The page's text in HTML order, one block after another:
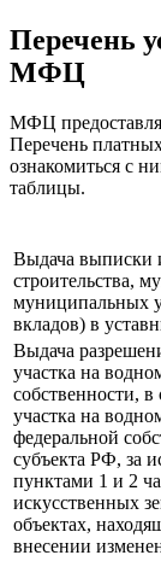
Перечень
МФЦ
МФЦ
Перечень
ознакомиться с
таблицы.
Выдача выписки
строительства,
муниципальных
вкладов) в
Выдача
участка на
собственности, в
участка на
федеральной
субъекта РФ, за
пунктами 1 и 2
искусственных
объектах,
внесении